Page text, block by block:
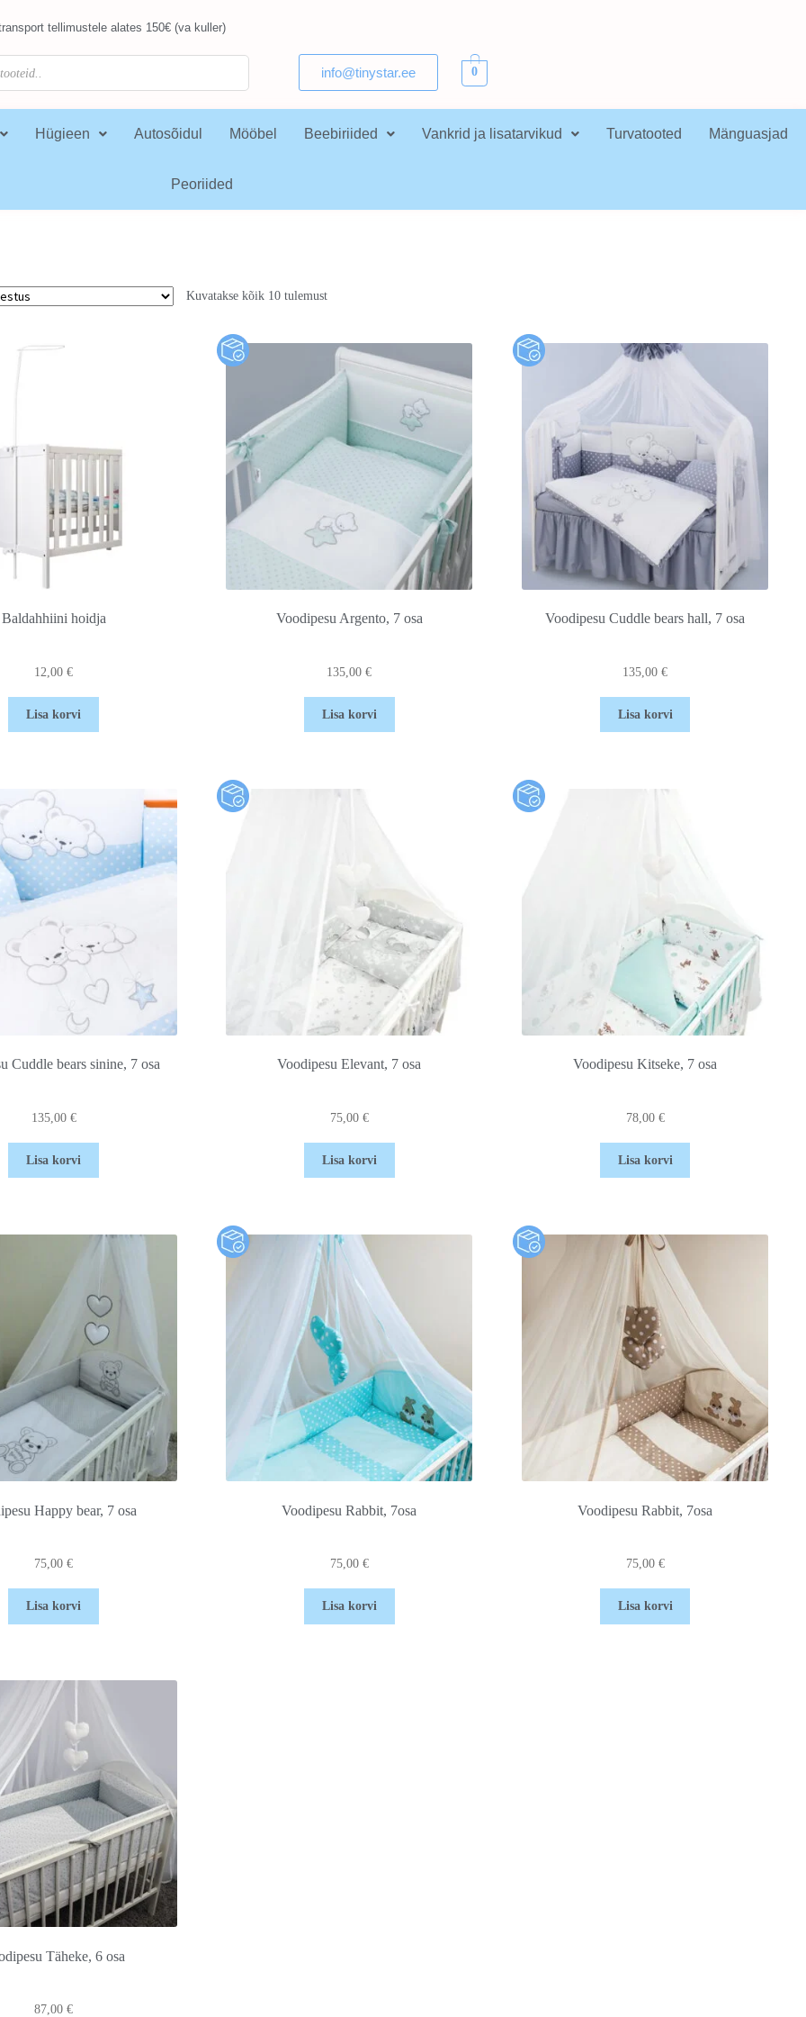
tellimustele alates 150€ (va kuller)
info@tinystar.ee 0
Hügieen Autosõidul Mööbel Beebiriided Vankrid ja lisatarvikud Turvatooted Mänguasjad
Peoriided
Kuvatakse kõik 10 tulemust
Baldahhiini hoidja
12,00€
Lisa korvi
Voodipesu Argento, 7 osa
135,00€
Lisa korvi
Voodipesu Cuddle bears hall, 7 osa
135,00€
Lisa korvi
Cuddle bears sinine, 7 osa
135,00 €
Lisa korvi
Voodipesu Elevant, 7 osa
75,00 €
Lisa korvi
Voodipesu Kitseke, 7 osa
78,00 €
Lisa korvi
Happy bear, 7 osa
75,00€
Lisa korvi
Voodipesu Rabbit, 7osa
75,00 €
Lisa korvi
Voodipesu Rabbit, 7osa
75,00 €
Lisa korvi
Täheke, 6 osa
87,00€